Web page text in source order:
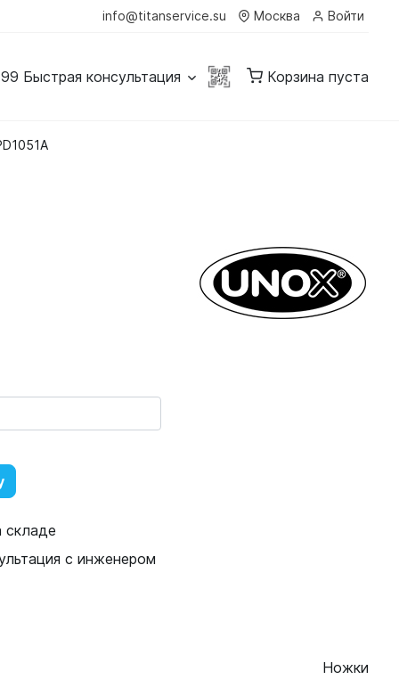
info@titanservice.su Москва Войти
Быстрая консультация Корзина пуста
складе
с инженером
Ножки